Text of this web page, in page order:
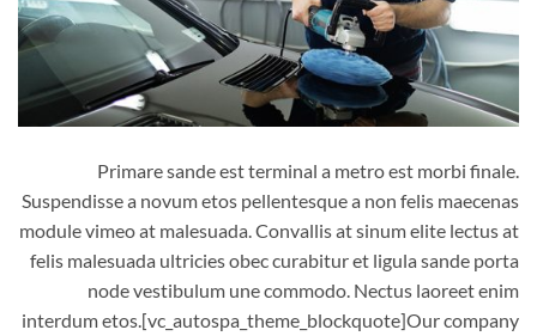
Primare sande est terminal a metro est morbi finale.
Suspendisse a novum etos pellentesque a non felis maecenas
module vimeo at malesuada. Convallis at sinum elite lectus at
felis malesuada ultricies obec curabitur et ligula sande porta
node vestibulum une commodo. Nectus laoreet enim
interdum etos.[vc_autospa_theme_blockquote]Our company